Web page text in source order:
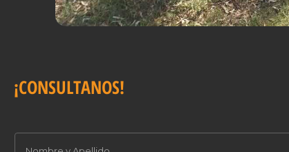
¡CONSULTANOS!